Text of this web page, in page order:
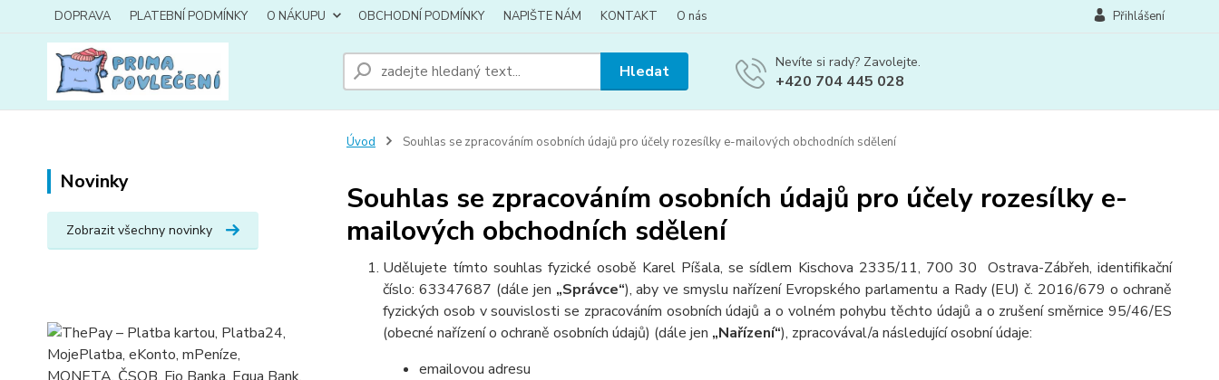
DOPRAVA PLATEBNÍ PODMÍNKY O NÁKUPU OBCHODNÍ PODMÍNKY NAPIŠTE NÁM KONTAKT O nás Přihlášení
Hledat Nevíte si rady? Zavolejte.
+420 704 445 028
Novinky
Zobrazit všechny novinky
Úvod Souhlas se zpracováním osobních údajů pro účely rozesílky e-mailových obchodních sdělení
Souhlas se zpracováním osobních údajů pro účely rozesílky e-
mailových obchodních sdělení
Udělujete tímto souhlas fyzické osobě Karel Píšala, se sídlem Kischova 2335/11, 700 30 Ostrava-Zábřeh, identifikační
číslo: 63347687 (dále jen „Správce“), aby ve smyslu nařízení Evropského parlamentu a Rady (EU) č. 2016/679 o ochraně
fyzických osob v souvislosti se zpracováním osobních údajů a o volném pohybu těchto údajů a o zrušení směrnice 95/46/ES
(obecné nařízení o ochraně osobních údajů) (dále jen „Nařízení“), zpracovával/a následující osobní údaje:
emailovou adresu